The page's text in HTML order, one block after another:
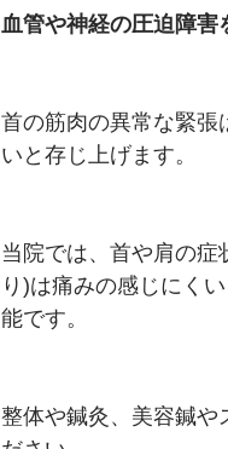
血管や神経の圧迫障
首の筋肉の異常な緊張
いと存じ上げます。
当院では、首や肩の
り)は痛みの感じにく
能です。
整体や鍼灸、美容鍼や